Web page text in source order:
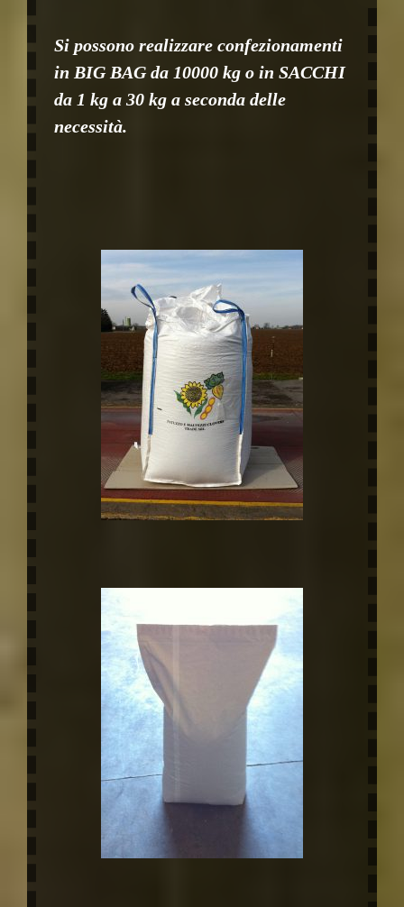
Si possono realizzare confezionamenti
in BIG BAG da 10000 kg o in SACCHI
da 1 kg a 30 kg a seconda delle
necessità.